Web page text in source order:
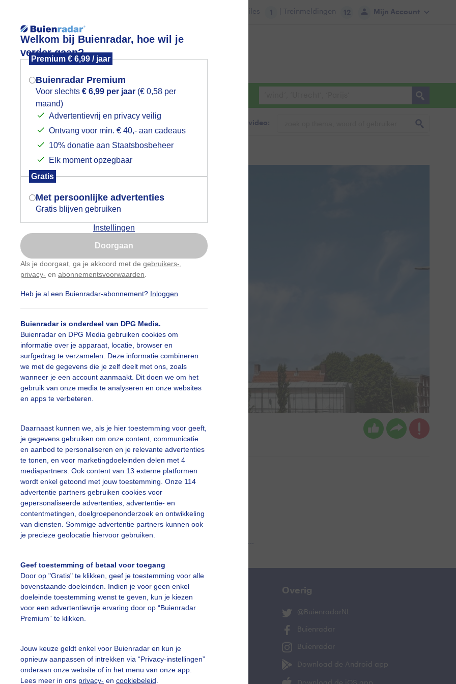
Welkom bij Buienradar, hoe wil je
verder gaan?
Premium € 6,99 / jaar
Buienradar Premium
Voor slechts € 6,99 per jaar (€ 0,58 per
maand)
Advertentievrij en privacy veilig
Ontvang voor min. € 40,- aan cadeaus
10% donatie aan Staatsbosbeheer
Elk moment opzegbaar
Gratis
Met persoonlijke advertenties
Gratis blijven gebruiken
Instellingen
Doorgaan
Als je doorgaat, ga je akkoord met de gebruikers-
privacy- en abonnementsvoorwaarden
Heb je al een Buienradar-abonnement? Inloggen
Buienradar is onderdeel van DPG Media.
Buienradar en DPG Media gebruiken cookies om
informatie over je apparaat, locatie, browser en
surfgedrag te verzamelen. Deze informatie combineren
we met de gegevens die je zelf deelt met ons, zoals
wanneer je een account aanmaakt. Dit doen we om het
gebruik van onze media te analyseren en onze websites
en apps te verbeteren.
Daarnaast kunnen we, als je hier toestemming voor geeft,
je gegevens gebruiken om onze content, communicatie
en aanbod te personaliseren en je relevante advertenties
te tonen, en voor marketingdoeleinden delen met 4
mediapartners. Ook content van 13 externe platformen
wordt enkel getoond met jouw toestemming. Onze 114
advertentie partners gebruiken cookies voor
gepersonaliseerde advertenties, advertentie- en
contentmetingen, doelgroepenonderzoek en ontwikkeling
van diensten. Sommige advertentie partners kunnen ook
je precieze geolocatie hiervoor gebruiken.
Geef toestemming of betaal voor toegang
Door op "Gratis" te klikken, geef je toestemming voor alle
bovenstaande doeleinden. Indien je voor geen enkel
doeleinde toestemming wenst te geven, kun je kiezen
voor een advertentievrije ervaring door op “Buienradar
Premium” te klikken.
Jouw keuze geldt enkel voor Buienradar en kun je
opnieuw aanpassen of intrekken via “Privacy-instellingen”
onderaan onze website of in het menu van onze app.
Lees meer in ons privacy- en cookiebeleid
Mijn Account
Files 1 | Treinmeldingen 12
Foto en video Weerzine
Zoeken in foto & video:
Janneke Middendorp Gemaakt: 05-06-2026, 30x bekeken
slideshow
vragen
Mijn weer
De Bilt
Overig
@BuienradarNL
Buienradar
Buienradar
Download de Android app
Mogen we je locatie gebruiken voor
het weer?
Indien je hier nog geen akkoord op hebt
gegeven, verschijnt er zo een pop-up uit
je browser waarin deze toestemming
gevraagd wordt.
Is goed, toon de popup
Nu niet, misschien later
Gebruik je Safari en wil je niet elke dag deze pop-up
Klikhierom dit aan te passen